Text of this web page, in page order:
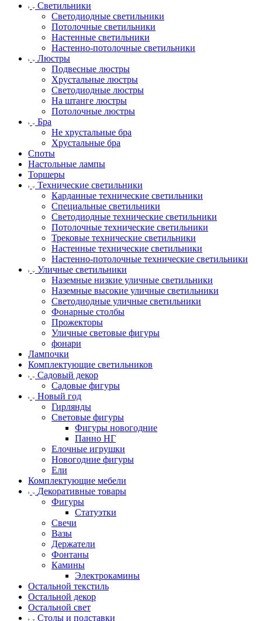
Светильники
Светодиодные светильники
Потолочные светильники
Настенные светильники
Настенно-потолочные светильники
Люстры
Подвесные люстры
Хрустальные люстры
Светодиодные люстры
На штанге люстры
Потолочные люстры
Бра
Не хрустальные бра
Хрустальные бра
Споты
Настольные лампы
Торшеры
Технические светильники
Карданные технические светильники
Специальные светильники
Светодиодные технические светильники
Потолочные технические светильники
Трековые технические светильники
Настенные технические светильники
Настенно-потолочные технические светильники
Уличные светильники
Наземные низкие уличные светильники
Наземные высокие уличные светильники
Светодиодные уличные светильники
Фонарные столбы
Прожекторы
Уличные световые фигуры
фонари
Лампочки
Комплектующие светильников
Садовый декор
Садовые фигуры
Новый год
Гирлянды
Световые фигуры
Фигуры новогодние
Панно НГ
Елочные игрушки
Новогодние фигуры
Ели
Комплектующие мебели
Декоративные товары
Фигуры
Статуэтки
Свечи
Вазы
Держатели
Фонтаны
Камины
Электрокамины
Остальной текстиль
Остальной декор
Остальной свет
Столы и подставки